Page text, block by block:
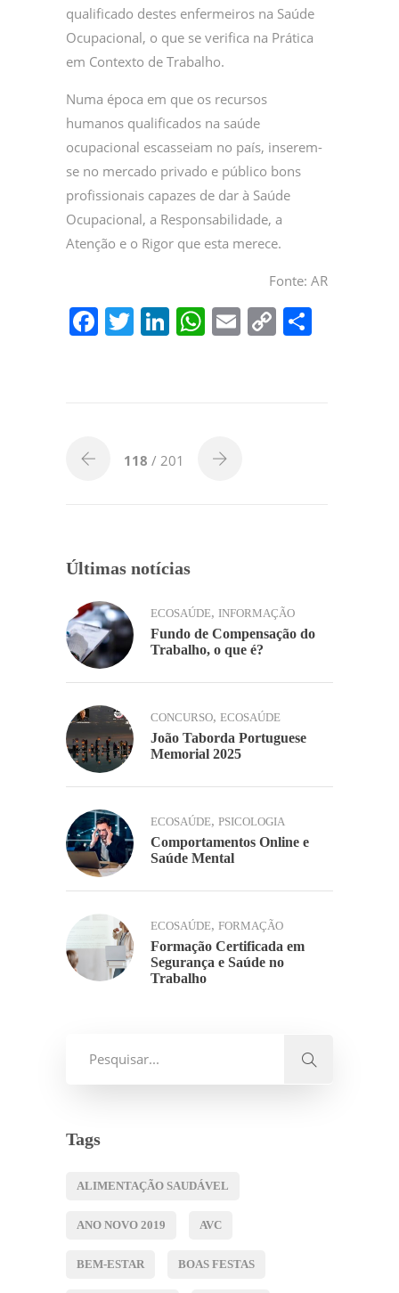
qualificado destes enfermeiros na Saúde
Ocupacional, o que se verifica na Prática
em Contexto de Trabalho.
Numa época em que os recursos
humanos qualificados na saúde
ocupacional escasseiam no país, inserem-
se no mercado privado e público bons
profissionais capazes de dar à Saúde
Ocupacional, a Responsabilidade, a
Atenção e o Rigor que esta merece.
Fonte: AR
F T Li
n
W
p
E C
118 / 201
Últimas notícias
ECOSAÚDE, INFORMAÇÃO
Fundo de Compensação do
Trabalho, o que é?
CONCURSO, ECOSAÚDE
João Taborda Portuguese
Memorial 2025
ECOSAÚDE, PSICOLOGIA
Comportamentos Online e
Saúde Mental
ECOSAÚDE, FORMAÇÃO
Formação Certificada em
Segurança e Saúde no
Trabalho
Tags
ALIMENTAÇÃO SAUDÁVEL
ANO NOVO 2019 AVC
BEM-ESTAR BOAS FESTAS